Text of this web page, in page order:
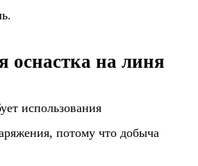
оснастка на линя
использования
потому что добыча